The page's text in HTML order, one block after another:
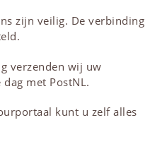
zijn veilig. De verbinding
verzenden wij uw
met PostNL.
kunt u zelf alles